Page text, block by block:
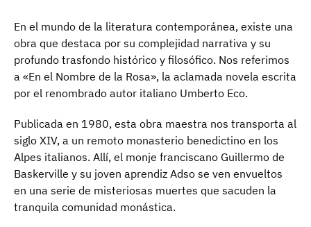
En el mundo de la literatura contemporánea, existe una
obra que destaca por su complejidad narrativa y su
profundo trasfondo histórico y filosófico. Nos referimos
a «En el Nombre de la Rosa», la aclamada novela escrita
por el renombrado autor italiano Umberto Eco.
Publicada en 1980, esta obra maestra nos transporta al
siglo XIV, a un remoto monasterio benedictino en los
Alpes italianos. Allí, el monje franciscano Guillermo de
Baskerville y su joven aprendiz Adso se ven envueltos
en una serie de misteriosas muertes que sacuden la
tranquila comunidad monástica.